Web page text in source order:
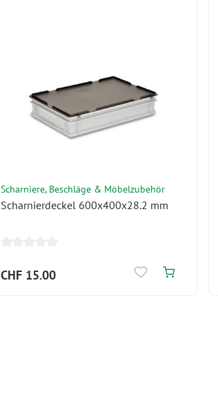
Scharniere, Beschläge & Möbelzubehör
Scharnierdeckel 600x400x28.2 mm
CHF 15.00